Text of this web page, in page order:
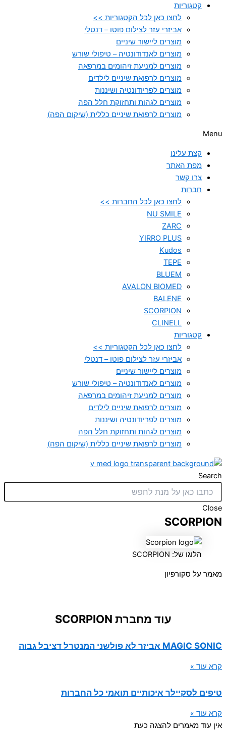
קטגוריות
לחצו כאן לכל הקטגוריות >>
אביזרי עזר לצילום פוטו – דנטלי
מוצרים ליישור שיניים
מוצרים לאנדודונטיה – טיפולי שורש
מוצרים למניעת זיהומים במרפאה
מוצרים לרפואת שיניים לילדים
מוצרים לפריודונטיה ושיננות
מוצרים לגהות ותחזוקת חלל הפה
מוצרים לרפואת שיניים כללית (שיקום הפה)
Menu
קצת עלינו
מפת האתר
צרו קשר
חברות
לחצו כאן לכל החברות >>
NU SMILE
ZARC
YIRRO PLUS
Kudos
TEPE
BLUEM
AVALON BIOMED
BALENE
SCORPION
CLINELL
קטגוריות
לחצו כאן לכל הקטגוריות >>
אביזרי עזר לצילום פוטו – דנטלי
מוצרים ליישור שיניים
מוצרים לאנדודונטיה – טיפולי שורש
מוצרים למניעת זיהומים במרפאה
מוצרים לרפואת שיניים לילדים
מוצרים לפריודונטיה ושיננות
מוצרים לגהות ותחזוקת חלל הפה
מוצרים לרפואת שיניים כללית (שיקום הפה)
Search
Close
SCORPION
הלוגו של: SCORPION
מאמר על סקורפיון
עוד מחברת SCORPION
MAGIC SONIC אביזר לא פולשני המנטרל דציבל גבוה
קרא עוד »
טיפים לסקיילר איכותיים תואמי כל החברות
קרא עוד »
אין עוד מאמרים להצגה כעת